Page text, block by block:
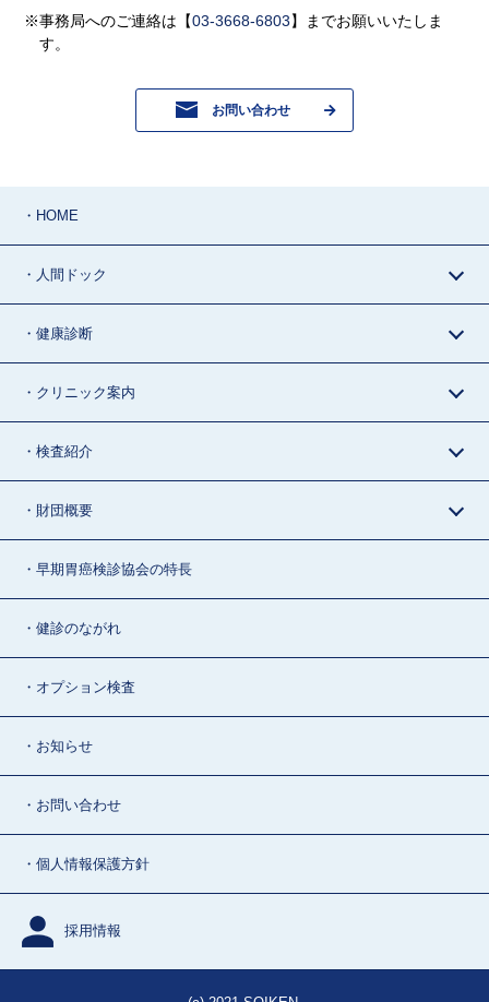
※事務局へのご連絡は【03-3668-6803】までお願いいたしま
す。
お問い合わせ
・HOME
・人間ドック
・健康診断
・クリニック案内
・検査紹介
・財団概要
・早期胃癌検診協会の特長
・健診のながれ
・オプション検査
・お知らせ
・お問い合わせ
・個人情報保護方針
採用情報